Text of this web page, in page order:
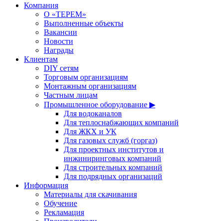
Компания
О «ТЕРЕМ»
Выполненные объекты
Вакансии
Новости
Награды
Клиентам
DIY сетям
Торговым организациям
Монтажным организациям
Частным лицам
Промышленное оборудование ▶
Для водоканалов
Для теплоснабжающих компаний
Для ЖКХ и УК
Для газовых служб (горгаз)
Для проектных институтов и
инжиниринговых компаний
Для строительных компаний
Для подрядных организаций
Информация
Материалы для скачивания
Обучение
Рекламация